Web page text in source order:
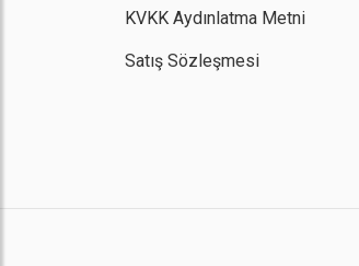
KVKK Aydınlatma Metni
Satış Sözleşmesi